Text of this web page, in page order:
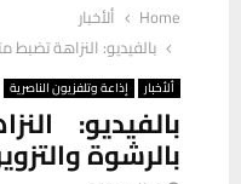
Home
ألأخبار
بالفيديو: النزاهة تضبط
ألأخبار إذاعة وتلفزيون الناصرية
بالفيديو:
بالرشوة